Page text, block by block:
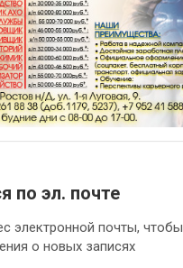
по эл. почте
электронной почты, чтобы
о новых записях